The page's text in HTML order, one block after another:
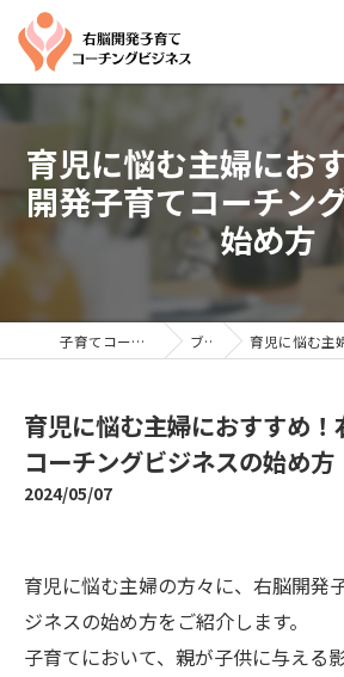
育児に悩む主婦にお
開発子育てコーチン
始め方
子育てコーチングならYTC ブログ 育児に悩む主婦におすすめ
育児に悩む主婦におすすめ！
コーチングビジネスの始め方
2024/05/07
育児に悩む主婦の方々に、右脳開発
ジネスの始め方をご紹介します。
子育てにおいて、親が子供に与える